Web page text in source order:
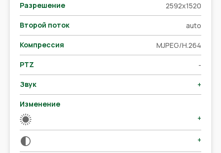
Разрешение 2592x1520
Второй поток auto
Компрессия MJPEG/H.264
PTZ -
Звук +
Изменение
+
+